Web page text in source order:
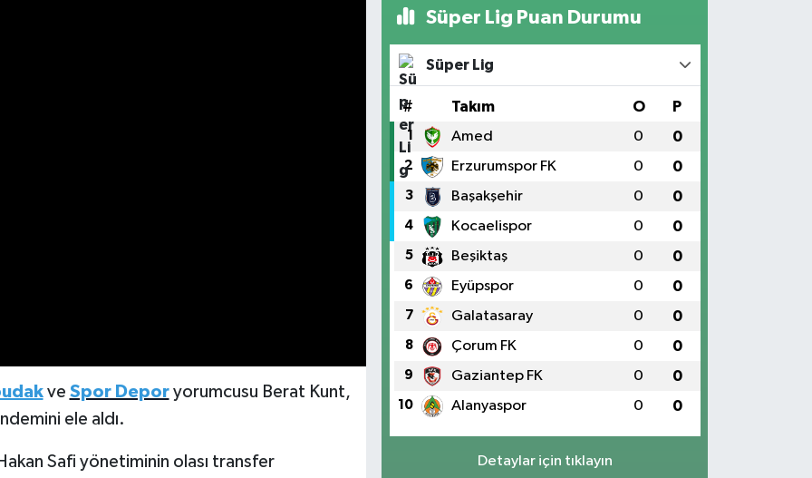
ve Spor Deporyorumcusu Berat Kunt,
ele aldı.
Safi yönetiminin olası transfer
Süper Lig Puan Durumu
Süper Lig
# Takım O P
1 Amed 0 0
2 Erzurumspor FK 0 0
3 Başakşehir 0 0
4 Kocaelispor 0 0
5 Beşiktaş 0 0
6 Eyüpspor 0 0
7 Galatasaray 0 0
8 Çorum FK 0 0
9 Gaziantep FK 0 0
10 Alanyaspor 0 0
Detaylar için tıklayın